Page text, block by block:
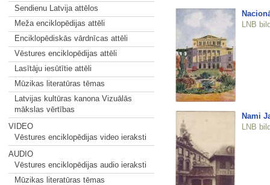
Sendienu Latvija attēlos
Meža enciklopēdijas attēli
Enciklopēdiskās vārdnīcas attēli
Vēstures enciklopēdijas attēli
Lasītāju iesūtītie attēli
Mūzikas literatūras tēmas
Latvijas kultūras kanona Vizuālās
mākslas vērtības
VIDEO
Vēstures enciklopēdijas video ieraksti
AUDIO
Vēstures enciklopēdijas audio ieraksti
Mūzikas literatūras tēmas
LNB
Nami
LNB